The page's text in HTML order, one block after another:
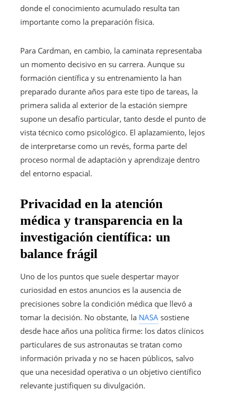
donde el conocimiento acumulado resulta tan
importante como la preparación física.
Para Cardman, en cambio, la caminata representaba
un momento decisivo en su carrera. Aunque su
formación científica y su entrenamiento la han
preparado durante años para este tipo de tareas, la
primera salida al exterior de la estación siempre
supone un desafío particular, tanto desde el punto de
vista técnico como psicológico. El aplazamiento, lejos
de interpretarse como un revés, forma parte del
proceso normal de adaptación y aprendizaje dentro
del entorno espacial.
Privacidad en la atención
médica y transparencia en la
investigación científica: un
balance frágil
Uno de los puntos que suele despertar mayor
curiosidad en estos anuncios es la ausencia de
precisiones sobre la condición médica que llevó a
tomar la decisión. No obstante, la NASA sostiene
desde hace años una política firme: los datos clínicos
particulares de sus astronautas se tratan como
información privada y no se hacen públicos, salvo
que una necesidad operativa o un objetivo científico
relevante justifiquen su divulgación.